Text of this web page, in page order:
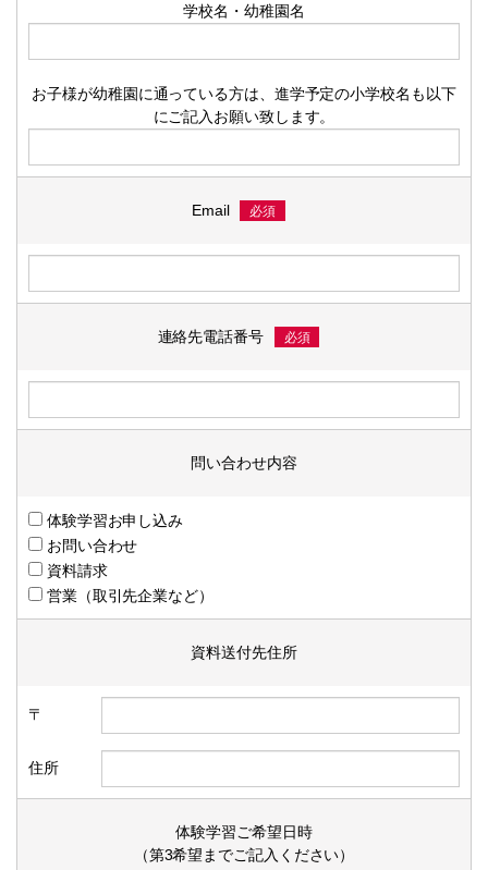
学校名・幼稚園名
お子様が幼稚園に通っている方は、進学予定の小学校名も以下
にご記入お願い致します。
Email 必須
連絡先電話番号 必須
問い合わせ内容
体験学習お申し込み
お問い合わせ
資料請求
営業（取引先企業など）
資料送付先住所
〒
住所
体験学習ご希望日時
（第3希望までご記入ください）